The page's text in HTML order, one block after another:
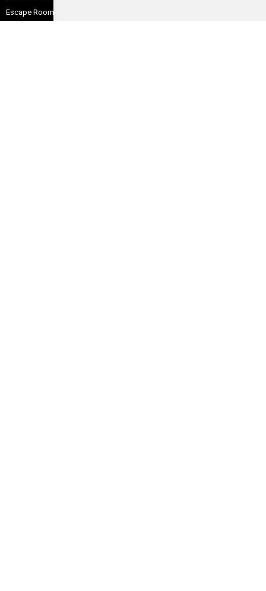
Escape Room Bilbao